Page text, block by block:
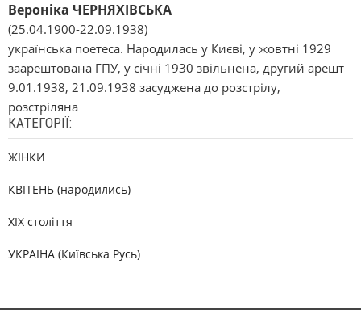
Вероніка ЧЕРНЯХІВСЬКА
(25.04.1900-22.09.1938)
українська поетеса. Народилась у Києві, у жовтні 1929
заарештована ГПУ, у січні 1930 звільнена, другий арешт
9.01.1938, 21.09.1938 засуджена до розстрілу,
розстріляна
КАТЕГОРІЇ:
ЖІНКИ
КВІТЕНЬ (народились)
XIX століття
УКРАЇНА (Київська Русь)